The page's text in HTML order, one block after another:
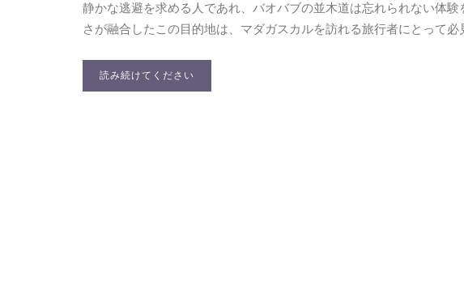
静かな逃避を求める人であれ、バオバブの並木道は忘れられない体
さが融合したこの目的地は、マダガスカルを訪れる旅行者にとって必
読み続けてください